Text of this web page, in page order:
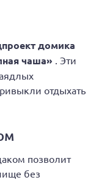
домика
чаша»
. Эти
отдыхать
позволит
без